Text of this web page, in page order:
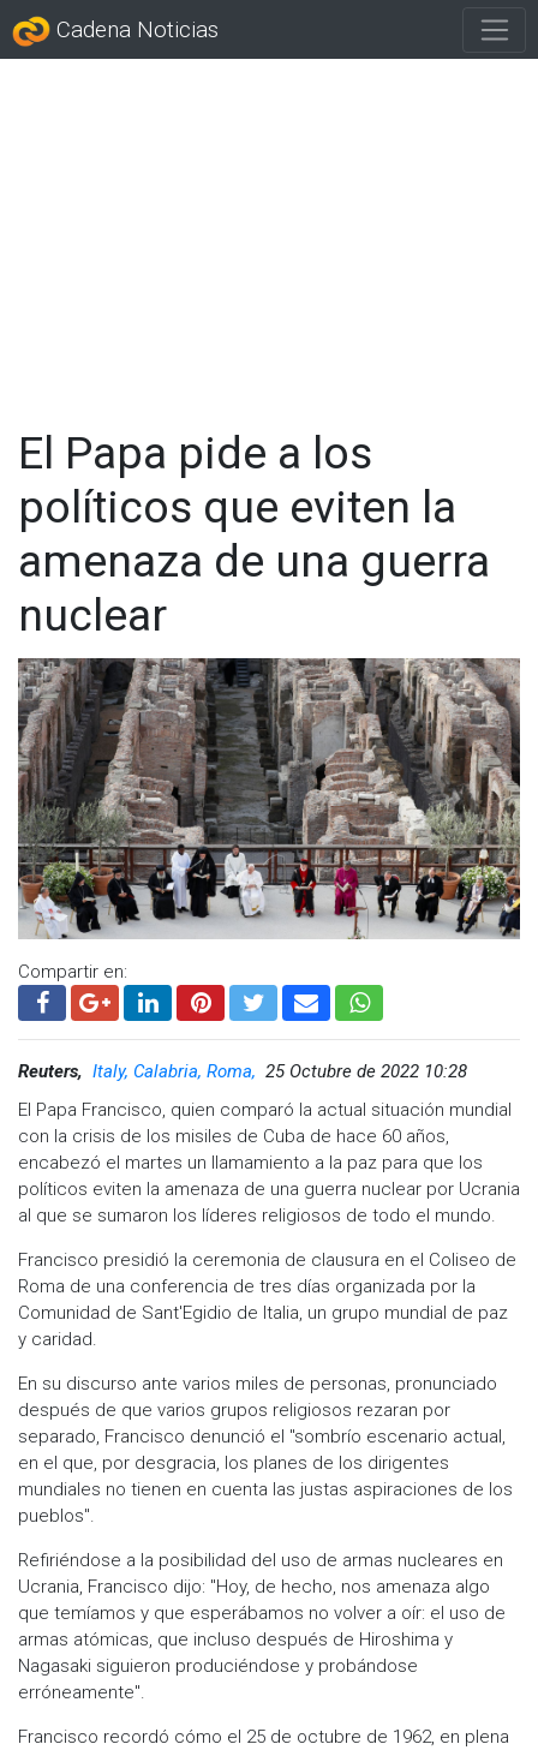
Cadena Noticias
El Papa pide a los
políticos que eviten la
amenaza de una guerra
nuclear
Compartir en:
Reuters, Italy, Calabria, Roma, 25 Octubre de 2022 10:28
El Papa Francisco, quien comparó la actual situación mundial
con la crisis de los misiles de Cuba de hace 60 años,
encabezó el martes un llamamiento a la paz para que los
políticos eviten la amenaza de una guerra nuclear por Ucrania
al que se sumaron los líderes religiosos de todo el mundo.
Francisco presidió la ceremonia de clausura en el Coliseo de
Roma de una conferencia de tres días organizada por la
Comunidad de Sant'Egidio de Italia, un grupo mundial de paz
y caridad.
En su discurso ante varios miles de personas, pronunciado
después de que varios grupos religiosos rezaran por
separado, Francisco denunció el "sombrío escenario actual,
en el que, por desgracia, los planes de los dirigentes
mundiales no tienen en cuenta las justas aspiraciones de los
pueblos".
Refiriéndose a la posibilidad del uso de armas nucleares en
Ucrania, Francisco dijo: "Hoy, de hecho, nos amenaza algo
que temíamos y que esperábamos no volver a oír: el uso de
armas atómicas, que incluso después de Hiroshima y
Nagasaki siguieron produciéndose y probándose
erróneamente".
Francisco recordó cómo el 25 de octubre de 1962, en plena